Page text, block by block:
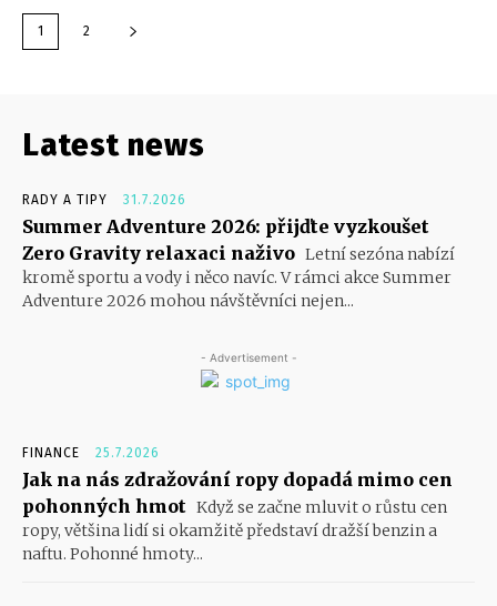
1 2
Latest news
RADY A TIPY 31.7.2026
Summer Adventure 2026: přijďte vyzkoušet
Zero Gravity relaxaci naživo Letní sezóna nabízí
kromě sportu a vody i něco navíc. V rámci akce Summer
Adventure 2026 mohou návštěvníci nejen...
- Advertisement -
FINANCE 25.7.2026
Jak na nás zdražování ropy dopadá mimo cen
pohonných hmot Když se začne mluvit o růstu cen
ropy, většina lidí si okamžitě představí dražší benzin a
naftu. Pohonné hmoty...